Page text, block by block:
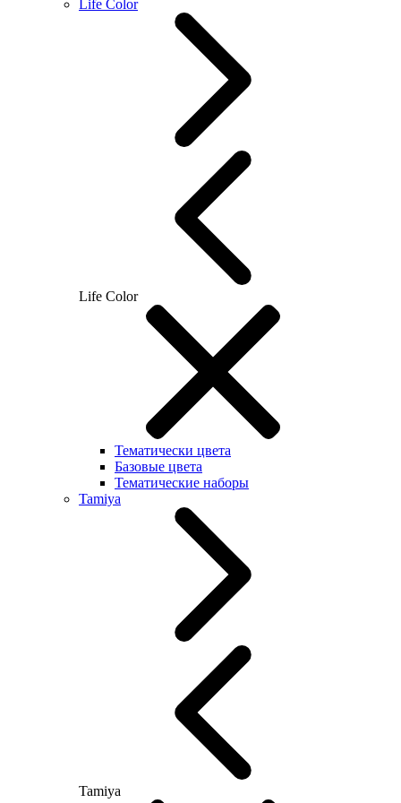
Life Color
Life Color
Тематически цвета
Базовые цвета
Тематические наборы
Tamiya
Tamiya